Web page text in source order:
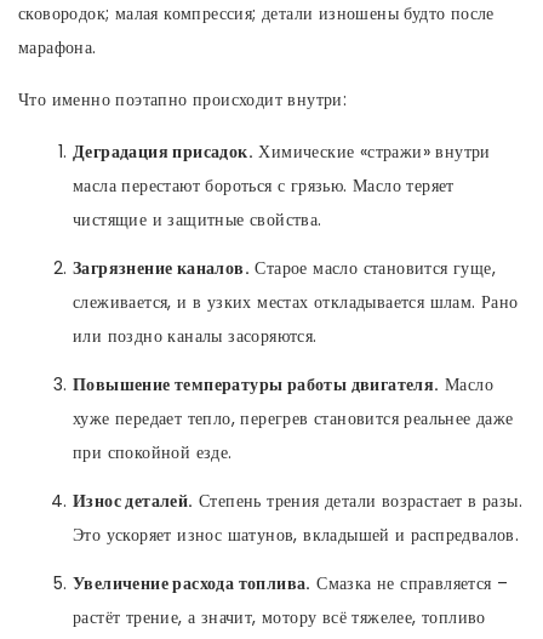
сковородок; малая компрессия; детали изношены будто после
марафона.
Что именно поэтапно происходит внутри:
Деградация присадок. Химические «стражи» внутри
масла перестают бороться с грязью. Масло теряет
чистящие и защитные свойства.
Загрязнение каналов. Старое масло становится гуще,
слеживается, и в узких местах откладывается шлам. Рано
или поздно каналы засоряются.
Повышение температуры работы двигателя. Масло
хуже передает тепло, перегрев становится реальнее даже
при спокойной езде.
Износ деталей. Степень трения детали возрастает в разы.
Это ускоряет износ шатунов, вкладышей и распредвалов.
Увеличение расхода топлива. Смазка не справляется –
растёт трение, а значит, мотору всё тяжелее, топливо